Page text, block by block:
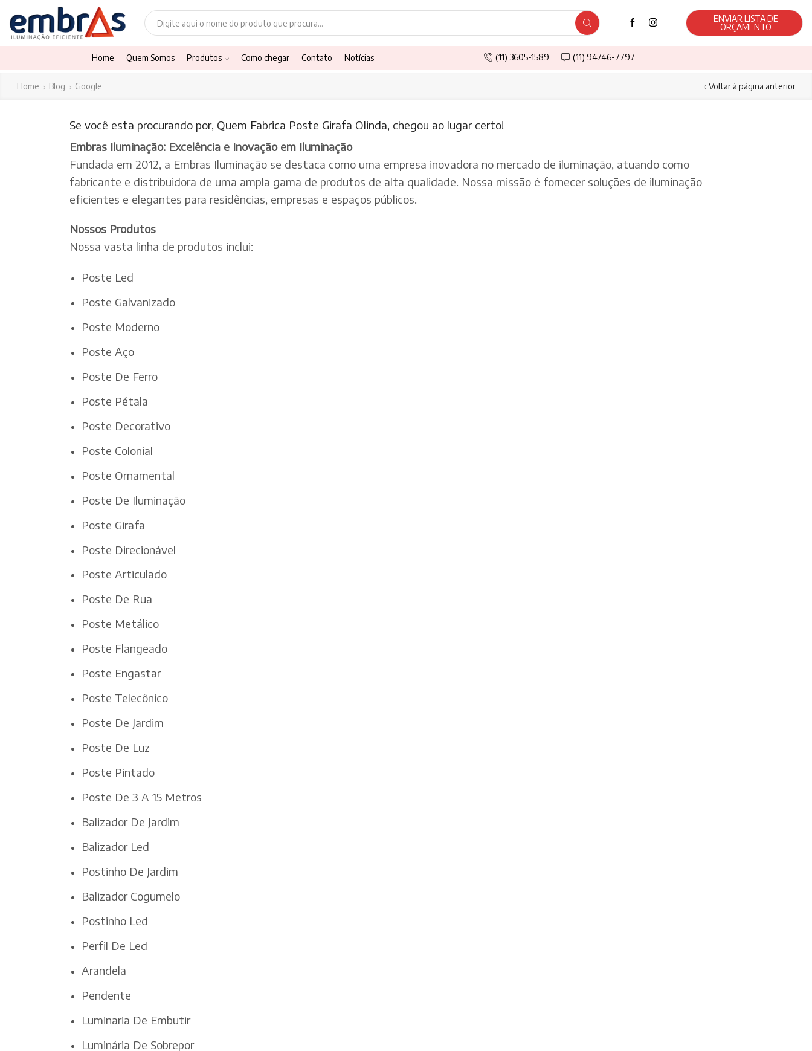
ENVIAR LISTA DE
ORÇAMENTO
Home Quem Somos Produtos Como chegar Contato Notícias (11) 3605-1589 (11) 94746-7797
Voltar à página anterior
Home Blog Google
Se você esta procurando por, Quem Fabrica Poste Girafa Olinda, chegou ao lugar certo!
Embras Iluminação: Excelência e Inovação em Iluminação
Fundada em 2012, a Embras Iluminação se destaca como uma empresa inovadora no mercado de iluminação, atuando como
fabricante e distribuidora de uma ampla gama de produtos de alta qualidade. Nossa missão é fornecer soluções de iluminação
eficientes e elegantes para residências, empresas e espaços públicos.
Nossos Produtos
Nossa vasta linha de produtos inclui:
Poste Led
Poste Galvanizado
Poste Moderno
Poste Aço
Poste De Ferro
Poste Pétala
Poste Decorativo
Poste Colonial
Poste Ornamental
Poste De Iluminação
Poste Girafa
Poste Direcionável
Poste Articulado
Poste De Rua
Poste Metálico
Poste Flangeado
Poste Engastar
Poste Telecônico
Poste De Jardim
Poste De Luz
Poste Pintado
Poste De 3 A 15 Metros
Balizador De Jardim
Balizador Led
Postinho De Jardim
Balizador Cogumelo
Postinho Led
Perfil De Led
Arandela
Pendente
Luminaria De Embutir
Luminária De Sobrepor